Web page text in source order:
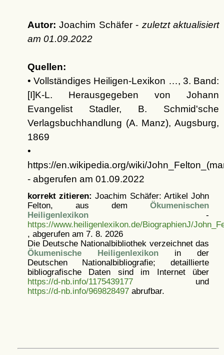
Autor: Joachim Schäfer - zuletzt aktualisiert
am 01.09.2022
Quellen:
• Vollständiges Heiligen-Lexikon …, 3. Band:
[I]K-L. Herausgegeben von Johann
Evangelist Stadler, B. Schmid'sche
Verlagsbuchhandlung (A. Manz), Augsburg,
1869
•
https://en.wikipedia.org/wiki/
- abgerufen am 01.09.2022
korrekt zitieren: Joachim Schäfer: ArtikelJohn
Felton, aus dem Ökumenischen
Heiligenlexikon-
https://www.heiligenlexikon.de/BiographienJ/
, abgerufen am 7. 8. 2026
Die Deutsche Nationalbibliothek verzeichnet das
Ökumenische Heiligenlexikonin der
Deutschen Nationalbibliografie; detaillierte
bibliografische Daten sind im Internet über
https://d-nb.info/1175439177und
https://d-nb.info/969828497abrufbar.